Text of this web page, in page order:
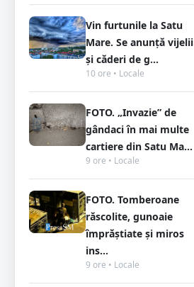
Vin furtunile la Satu
Mare. Se anunță vijelii
și căderi de g...
10 ore • Locale
FOTO. „Invazie” de
gândaci în mai multe
cartiere din Satu Ma...
9 ore • Locale
FOTO. Tomberoane
răscolite, gunoaie
împrăștiate și miros
ins...
9 ore • Locale